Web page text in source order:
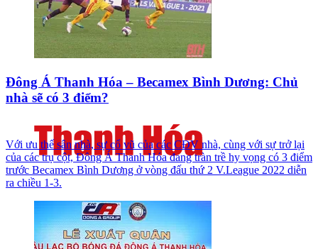
Đông Á Thanh Hóa – Becamex Bình Dương: Chủ
nhà sẽ có 3 điểm?
Với ưu thế sân nhà, sự cổ vũ của các CĐV nhà, cùng với sự trở lại
của các trụ cột, Đông Á Thanh Hóa đang tràn trề hy vọng có 3 điểm
trước Becamex Bình Dương ở vòng đấu thứ 2 V.League 2022 diễn
ra chiều 1-3.